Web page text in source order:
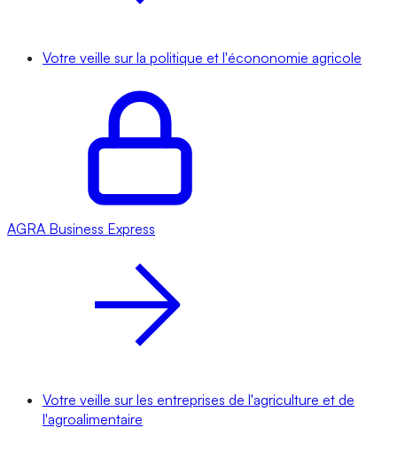
Votre veille sur la politique et l'écononomie agricole
AGRA Business Express
Votre veille sur les entreprises de l'agriculture et de
l'agroalimentaire